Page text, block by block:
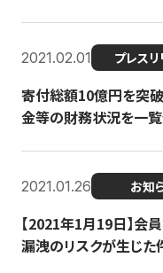
2021.02.01 プレスリ
寄付総額10億円を突
金等の財務状況を一
2021.01.26 お知
【2021年1月19日】会
漏洩のリスクが生じた